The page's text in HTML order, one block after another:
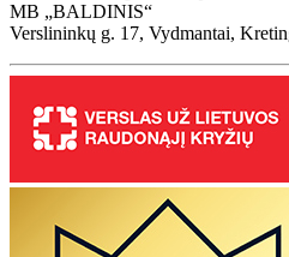
MB „BALDINIS“
Verslininkų g. 17, Vydmantai,